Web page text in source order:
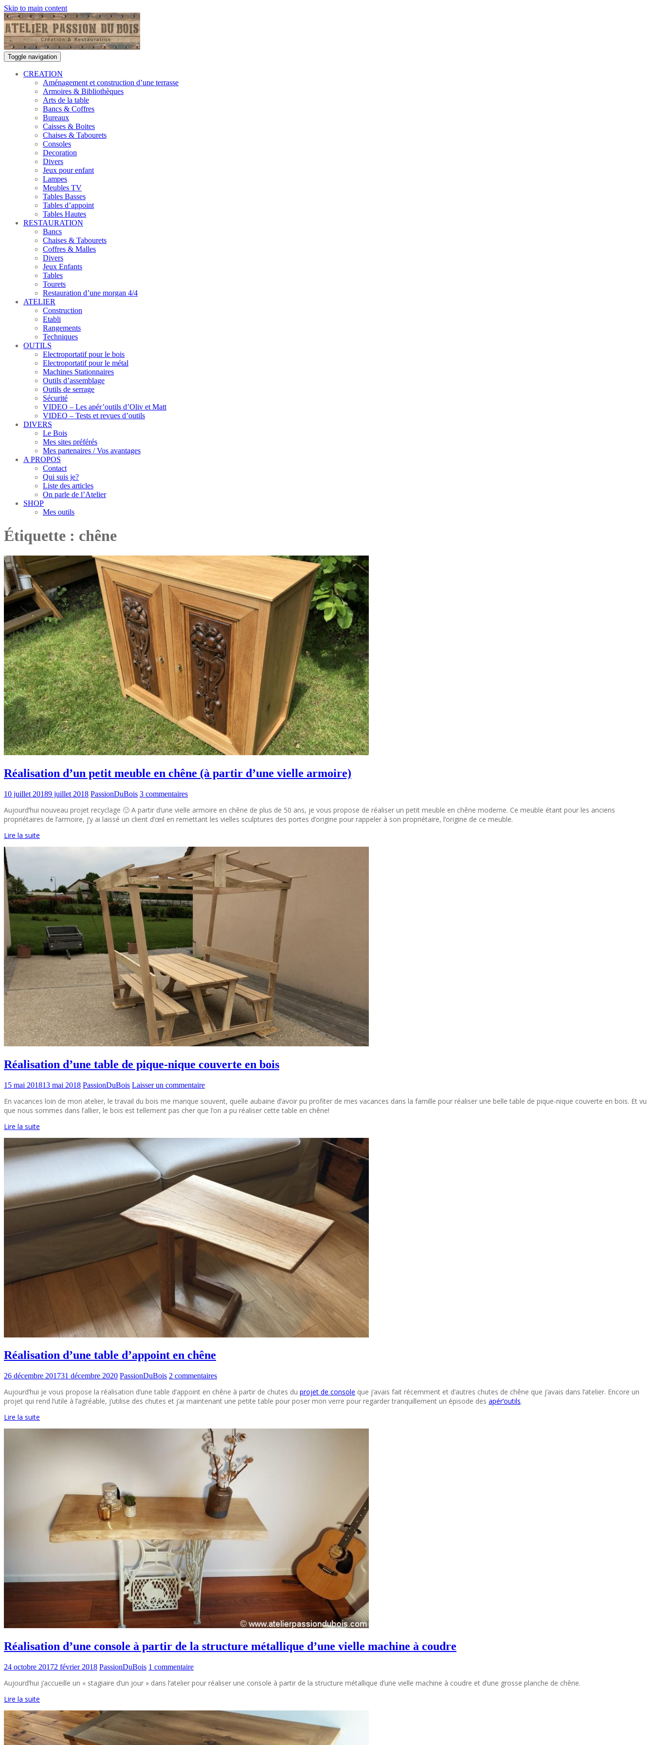
Skip to main content
Toggle navigation
CREATION
Aménagement et construction d’une terrasse
Armoires & Bibliothèques
Arts de la table
Bancs & Coffres
Bureaux
Caisses & Boites
Chaises & Tabourets
Consoles
Decoration
Divers
Jeux pour enfant
Lampes
Meubles TV
Tables Basses
Tables d’appoint
Tables Hautes
RESTAURATION
Bancs
Chaises & Tabourets
Coffres & Malles
Divers
Jeux Enfants
Tables
Tourets
Restauration d’une morgan 4/4
ATELIER
Construction
Etabli
Rangements
Techniques
OUTILS
Electroportatif pour le bois
Electroportatif pour le métal
Machines Stationnaires
Outils d’assemblage
Outils de serrage
Sécurité
VIDEO – Les apér’outils d’Oliv et Matt
VIDEO – Tests et revues d’outils
DIVERS
Le Bois
Mes sites préférés
Mes partenaires / Vos avantages
A PROPOS
Contact
Qui suis je?
Liste des articles
On parle de l’Atelier
SHOP
Mes outils
Étiquette : chêne
Réalisation d’un petit meuble en chêne (à partir d’une vielle armoire)
10 juillet 20189 juillet 2018 PassionDuBois 3 commentaires
Aujourd’hui nouveau projet recyclage 🙂 A partir d’une vielle armoire en chêne de plus de 50 ans, je vous propose de réaliser un petit meuble en chêne moderne. Ce meuble étant pour les anciens
propriétaires de l’armoire, j’y ai laissé un client d’œil en remettant les vielles sculptures des portes d’origine pour rappeler à son propriétaire, l’origine de ce meuble.
Lire la suite
Réalisation d’une table de pique-nique couverte en bois
15 mai 201813 mai 2018 PassionDuBois Laisser un commentaire
En vacances loin de mon atelier, le travail du bois me manque souvent, quelle aubaine d’avoir pu profiter de mes vacances dans la famille pour réaliser une belle table de pique-nique couverte en bois. Et vu
que nous sommes dans l’allier, le bois est tellement pas cher que l’on a pu réaliser cette table en chêne!
Lire la suite
Réalisation d’une table d’appoint en chêne
26 décembre 201731 décembre 2020 PassionDuBois 2 commentaires
Aujourd’hui je vous propose la réalisation d’une table d’appoint en chêne à partir de chutes du projet de console que j’avais fait récemment et d’autres chutes de chêne que j’avais dans l’atelier. Encore un
projet qui rend l’utile à l’agréable, j’utilise des chutes et j’ai maintenant une petite table pour poser mon verre pour regarder tranquillement un épisode des apér’outils.
Lire la suite
Réalisation d’une console à partir de la structure métallique d’une vielle machine à coudre
24 octobre 20172 février 2018 PassionDuBois 1 commentaire
Aujourd’hui j’accueille un « stagiaire d’un jour » dans l’atelier pour réaliser une console à partir de la structure métallique d’une vielle machine à coudre et d’une grosse planche de chêne.
Lire la suite